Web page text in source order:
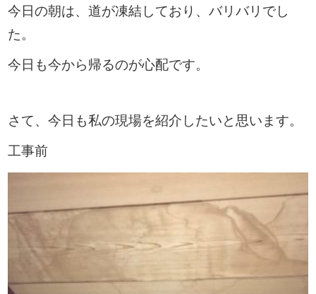
今日の朝は、道が凍結しており、バリバリでし
た。
今日も今から帰るのが心配です。
さて、今日も私の現場を紹介したいと思います。
工事前